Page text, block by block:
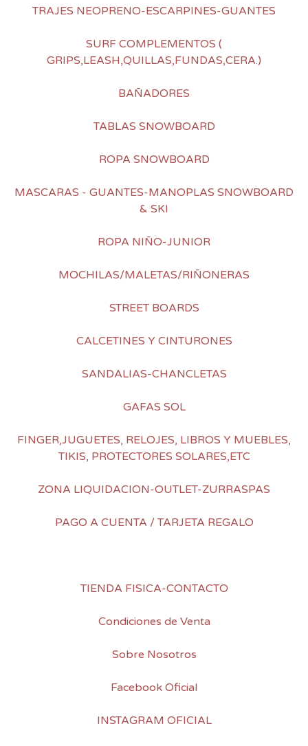
TRAJES NEOPRENO-ESCARPINES-GUANTES
SURF COMPLEMENTOS (
GRIPS,LEASH,QUILLAS,FUNDAS,CERA.)
BAÑADORES
TABLAS SNOWBOARD
ROPA SNOWBOARD
MASCARAS - GUANTES-MANOPLAS SNOWBOARD
& SKI
ROPA NIÑO-JUNIOR
MOCHILAS/MALETAS/RIÑONERAS
STREET BOARDS
CALCETINES Y CINTURONES
SANDALIAS-CHANCLETAS
GAFAS SOL
FINGER,JUGUETES, RELOJES, LIBROS Y MUEBLES,
TIKIS, PROTECTORES SOLARES,ETC
ZONA LIQUIDACION-OUTLET-ZURRASPAS
PAGO A CUENTA / TARJETA REGALO
TIENDA FISICA-CONTACTO
Condiciones de Venta
Sobre Nosotros
Facebook Oficial
INSTAGRAM OFICIAL